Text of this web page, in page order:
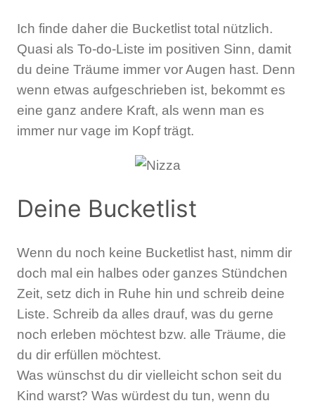
Ich finde daher die Bucketlist total nützlich.
Quasi als To-do-Liste im positiven Sinn, damit
du deine Träume immer vor Augen hast. Denn
wenn etwas aufgeschrieben ist, bekommt es
eine ganz andere Kraft, als wenn man es
immer nur vage im Kopf trägt.
Deine Bucketlist
Wenn du noch keine Bucketlist hast, nimm dir
doch mal ein halbes oder ganzes Stündchen
Zeit, setz dich in Ruhe hin und schreib deine
Liste. Schreib da alles drauf, was du gerne
noch erleben möchtest bzw. alle Träume, die
du dir erfüllen möchtest.
Was wünschst du dir vielleicht schon seit du
Kind warst? Was würdest du tun, wenn du